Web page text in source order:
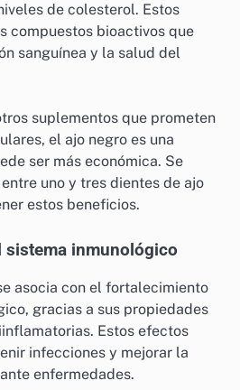
de colesterol. Estos
compuestos bioactivos que
sanguínea y la salud del
suplementos que prometen
el ajo negro es una
ser más económica. Se
uno y tres dientes de ajo
estos beneficios.
sistema inmunológico
asocia con el fortalecimiento
gracias a sus propiedades
Estos efectos
infecciones y mejorar la
enfermedades.